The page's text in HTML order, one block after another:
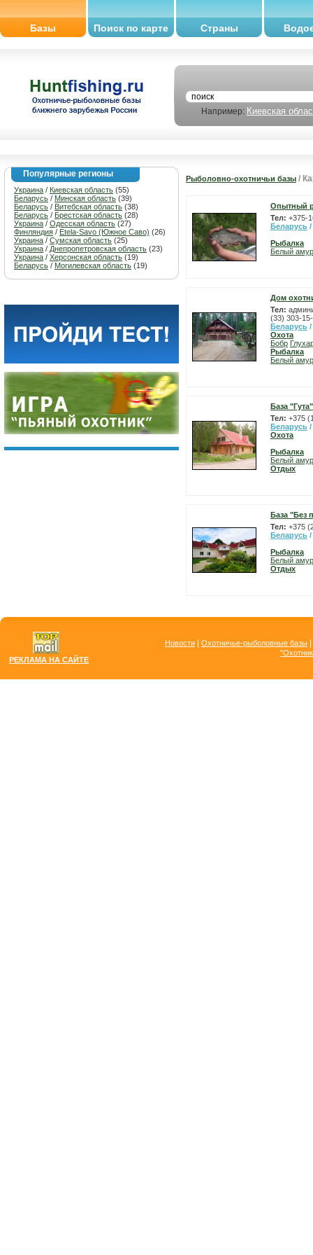
Базы Поиск по карте Страны
Например: Киевская
Популярные регионы
Украина / Киевская область (55)
Беларусь / Минская область (39)
Беларусь / Витебская область (38)
Беларусь / Брестская область (28)
Украина / Одесская область (27)
Финляндия / Etela-Savo (Южное Саво) (26)
Украина / Сумская область (25)
Украина / Днепропетровская область (23)
Украина / Херсонская область (19)
Беларусь / Могилевская область (19)
Рыболовно-охотничьи базы /
Опытный
Тел: +375-
Беларусь /
Рыбалка
Белый амур
Дом
Тел:
(33) 303-
Беларусь /
Охота
Бобр
Рыбалка
Белый амур
База "Гута"
Тел: +375
Беларусь /
Охота
Рыбалка
Белый амур
Отдых
База "Без
Тел: +375
Беларусь /
Рыбалка
Белый амур
Отдых
РЕКЛАМА НА САЙТЕ
Новости Охотничье-рыболовные базы